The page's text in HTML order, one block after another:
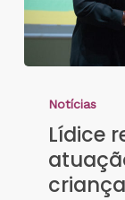
Notícias
Lídice